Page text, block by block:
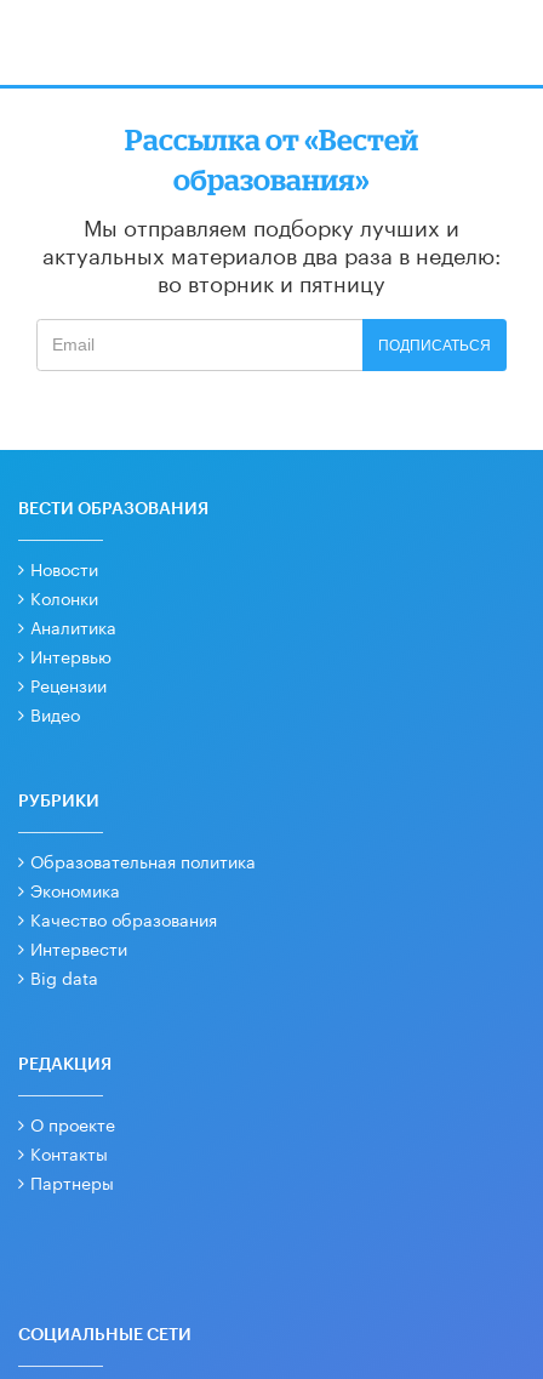
Рассылка от «Вестей
образования»
Мы отправляем подборку лучших и
актуальных материалов два раза в неделю:
во вторник и пятницу
ПОДПИСАТЬСЯ
ВЕСТИ ОБРАЗОВАНИЯ
Новости
Колонки
Аналитика
Интервью
Рецензии
Видео
РУБРИКИ
Образовательная политика
Экономика
Качество образования
Интервести
Big data
РЕДАКЦИЯ
О проекте
Контакты
Партнеры
СОЦИАЛЬНЫЕ СЕТИ